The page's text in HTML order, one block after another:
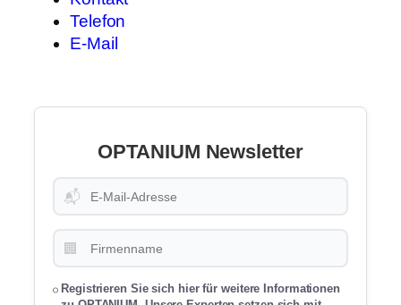
Telefon
E-Mail
OPTANIUM Newsletter
📬
🏢
Registrieren Sie sich hier für weitere Informationen